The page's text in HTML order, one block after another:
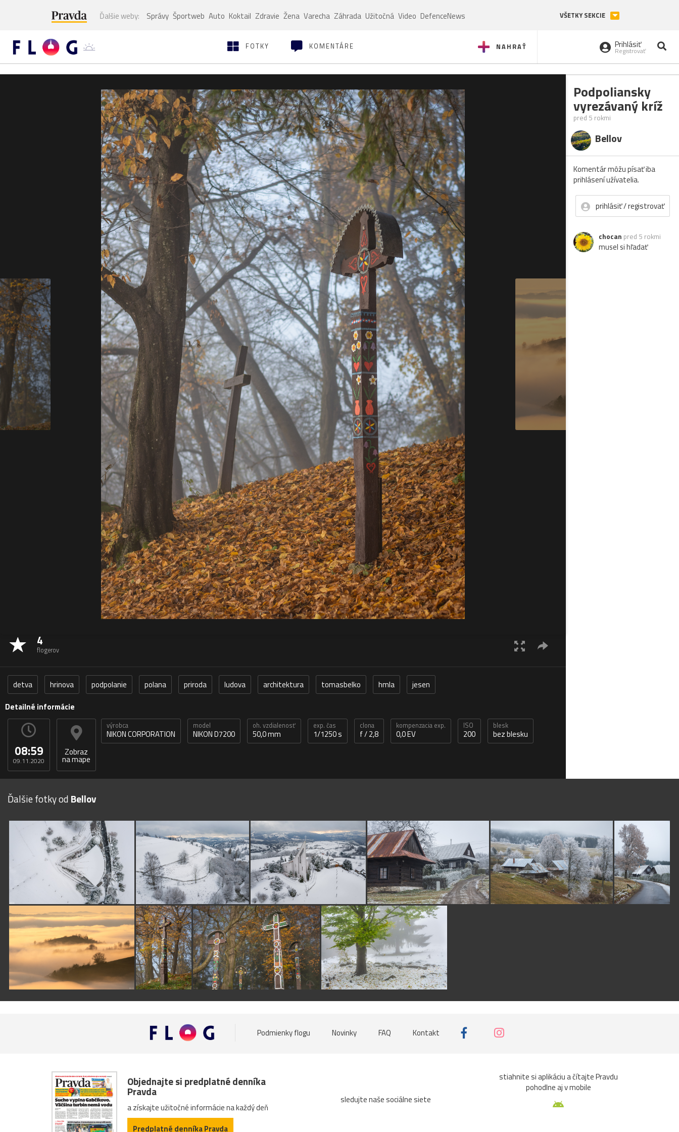
Ďalšie weby: Správy Športweb Auto Koktail Zdravie Žena Varecha Záhrada Užitočná Video DefenceNews VŠETKY SEKCIE
NAHRAŤ
FOTKY KOMENTÁRE Prihlásiť
Registrovať
4
flogerov
detva hrinova podpolanie polana priroda ludova architektura tomasbelko hmla
jesen
Detailné informácie
08:59
09.11.2020
Zobraz
na mape
výrobca
NIKON CORPORATION
model
NIKON D7200
oh. vzdialenosť
50,0 mm
exp. čas
1/1250 s
clona
f / 2,8
kompenzacia exp.
0,0 EV
ISO
200
blesk
bez blesku
Podpoliansky
vyrezávaný kríž
pred 5 rokmi
Bellov
Komentár môžu písať iba
prihlásení užívatelia.
prihlásiť / registrovať
chocan pred 5 rokmi
musel si hľadať
Ďalšie fotky od Bellov
Podmienky flogu Novinky FAQ Kontakt
Objednajte si predplatné denníka
Pravda
a získajte užitočné informácie na každý deň
Predplatné denníka Pravda
sledujte naše sociálne siete
stiahnite si aplikáciu a čítajte Pravdu
pohodlne aj v mobile